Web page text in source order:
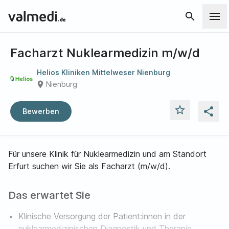
search
Facharzt Nuklearmedizin m/w/d
Helios Kliniken Mittelweser Nienburg
place Nienburg
Bewerben star_outline share
Für unsere Klinik für Nuklearmedizin und am Standort
Erfurt suchen wir Sie als Facharzt (m/w/d).
Das erwartet Sie
Klinische Versorgung der Patient:innen in der